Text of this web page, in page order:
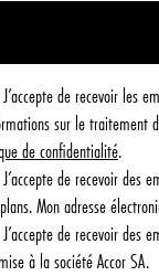
J’accepte de recevoir les
sur le traitement
de confidentialité.
J’accepte de recevoir des
Mon adresse
J’accepte de recevoir des
à la société Accor SA.